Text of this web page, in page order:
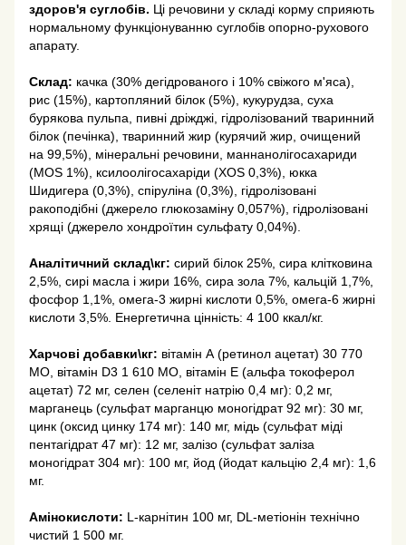
здоров'я суглобів. Ці речовини у складі корму сприяють
нормальному функціонуванню суглобів опорно-рухового
апарату.
Склад: качка (30% дегідрованого і 10% свіжого м'яса),
рис (15%), картопляний білок (5%), кукурудза, суха
бурякова пульпа, пивні дріжджі, гідролізований тваринний
білок (печінка), тваринний жир (курячий жир, очищений
на 99,5%), мінеральні речовини, маннанолігосахариди
(MOS 1%), ксилоолігосахаріди (ХOS 0,3%), юкка
Шидигера (0,3%), спіруліна (0,3%), гідролізовані
ракоподібні (джерело глюкозаміну 0,057%), гідролізовані
хрящі (джерело хондроїтин сульфату 0,04%).
Аналітичний склад\кг: сирий білок 25%, сира клітковина
2,5%, сирі масла і жири 16%, сира зола 7%, кальцій 1,7%,
фосфор 1,1%, омега-3 жирні кислоти 0,5%, омега-6 жирні
кислоти 3,5%. Енергетична цінність: 4 100 ккал/кг.
Харчові добавки\кг: вітамін А (ретинол ацетат) 30 770
МО, вітамін D3 1 610 МО, вітамін Е (альфа токоферол
ацетат) 72 мг, селен (селеніт натрію 0,4 мг): 0,2 мг,
марганець (сульфат марганцю моногідрат 92 мг): 30 мг,
цинк (оксид цинку 174 мг): 140 мг, мідь (сульфат міді
пентагідрат 47 мг): 12 мг, залізо (сульфат заліза
моногідрат 304 мг): 100 мг, йод (йодат кальцію 2,4 мг): 1,6
мг.
Амінокислоти: L-карнітин 100 мг, DL-метіонін технічно
чистий 1 500 мг.